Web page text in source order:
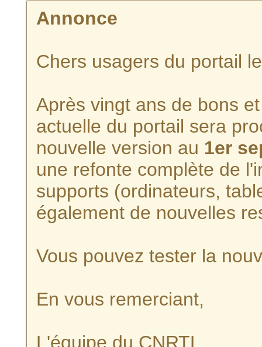
Annonce
Chers usagers du portail
Après vingt ans de bons
actuelle du portail sera
nouvelle version au 1er
une refonte complète de
supports (ordinateurs,
également de nouvelles
Vous pouvez tester la
En vous remerciant,
L'équipe du CNRTL